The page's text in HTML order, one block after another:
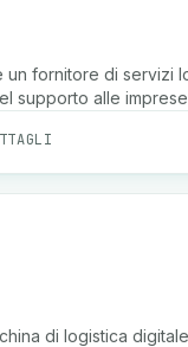
un fornitore di servizi
supporto alle
di logistica